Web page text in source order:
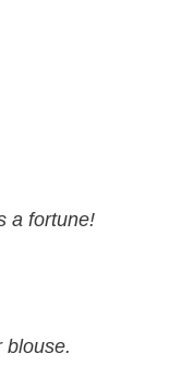
a fortune!
blouse.